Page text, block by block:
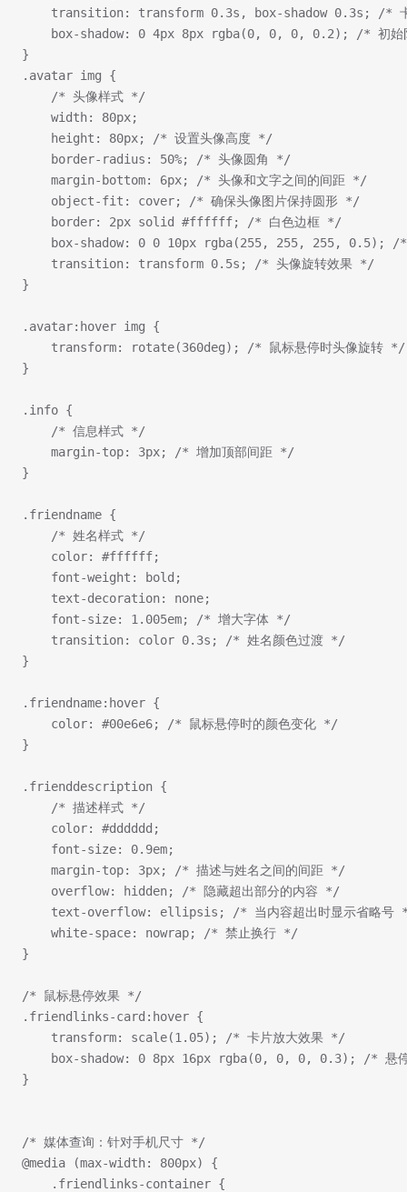
transition: transform 0.3s, box-shadow 0.3s; /*
box-shadow: 0 4px 8px rgba(0, 0, 0, 0.2); /* 初始
}
.avatar img {
    /* 头像样式 */
    width: 80px;
    height: 80px; /* 设置头像高度 */
    border-radius: 50%; /* 头像圆角 */
    margin-bottom: 6px; /* 头像和文字之间的间距 */
    object-fit: cover; /* 确保头像图片保持圆形 */
    border: 2px solid #ffffff; /* 白色边框 */
box-shadow: 0 0 10px rgba(255, 255, 255, 0.5); /*
    transition: transform 0.5s; /* 头像旋转效果 */
}
.avatar:hover img {
    transform: rotate(360deg); /* 鼠标悬停时头像旋转 */
}
.info {
    /* 信息样式 */
    margin-top: 3px; /* 增加顶部间距 */
}
.friendname {
    /* 姓名样式 */
    color: #ffffff;
    font-weight: bold;
    text-decoration: none;
    font-size: 1.005em; /* 增大字体 */
    transition: color 0.3s; /* 姓名颜色过渡 */
}
.friendname:hover {
    color: #00e6e6; /* 鼠标悬停时的颜色变化 */
}
.frienddescription {
    /* 描述样式 */
    color: #dddddd;
    font-size: 0.9em;
    margin-top: 3px; /* 描述与姓名之间的间距 */
    overflow: hidden; /* 隐藏超出部分的内容 */
text-overflow: ellipsis; /* 当内容超出时显示省略号
    white-space: nowrap; /* 禁止换行 */
}
/* 鼠标悬停效果 */
.friendlinks-card:hover {
    transform: scale(1.05); /* 卡片放大效果 */
box-shadow: 0 8px 16px rgba(0, 0, 0, 0.3); /* 悬
}
/* 媒体查询：针对手机尺寸 */
@media (max-width: 800px) {
    .friendlinks-container {